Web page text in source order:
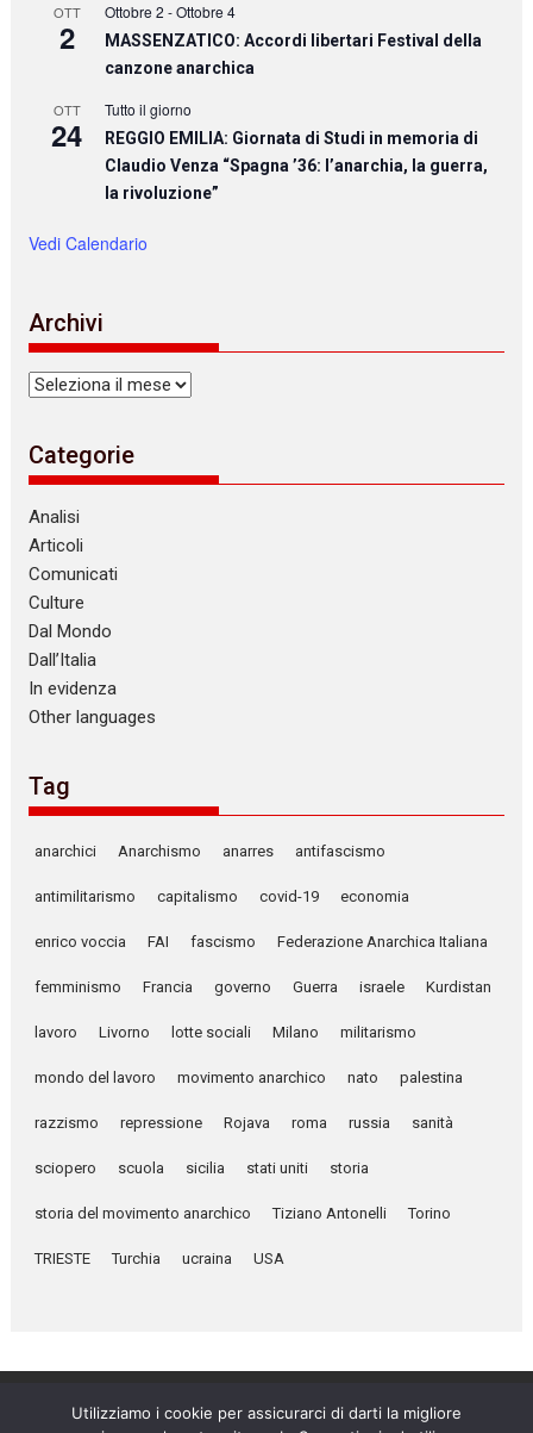
OTT
2
Ottobre 2 -Ottobre 4
MASSENZATICO: Accordi libertari Festival della
canzone anarchica
OTT
24
Tutto il giorno
REGGIO EMILIA: Giornata di Studi in memoria di
Claudio Venza “Spagna ’36: l’anarchia, la guerra,
la rivoluzione”
Vedi Calendario
Archivi
Archivi
Categorie
Analisi
Articoli
Comunicati
Culture
Dal Mondo
Dall’Italia
In evidenza
Other languages
Tag
anarchici Anarchismo anarres antifascismo
antimilitarismo capitalismo covid-19 economia
enrico voccia FAI fascismo Federazione Anarchica Italiana
femminismo Francia governo Guerra israele Kurdistan
lavoro Livorno lotte sociali Milano militarismo
mondo del lavoro movimento anarchico nato palestina
razzismo repressione Rojava roma russia sanità
sciopero scuola sicilia stati uniti storia
storia del movimento anarchico Tiziano Antonelli Torino
TRIESTE Turchia ucraina USA
Utilizziamo i cookie per assicurarci di darti la migliore